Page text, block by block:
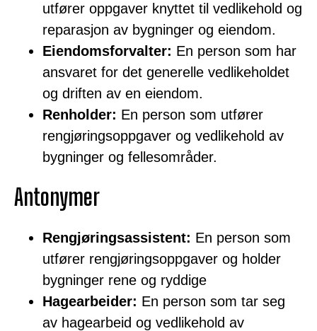
utfører oppgaver knyttet til vedlikehold og
reparasjon av bygninger og eiendom.
Eiendomsforvalter: En person som har
ansvaret for det generelle vedlikeholdet
og driften av en eiendom.
Renholder: En person som utfører
rengjøringsoppgaver og vedlikehold av
bygninger og fellesområder.
Antonymer
Rengjøringsassistent: En person som
utfører rengjøringsoppgaver og holder
bygninger rene og ryddige
Hagearbeider: En person som tar seg
av hagearbeid og vedlikehold av